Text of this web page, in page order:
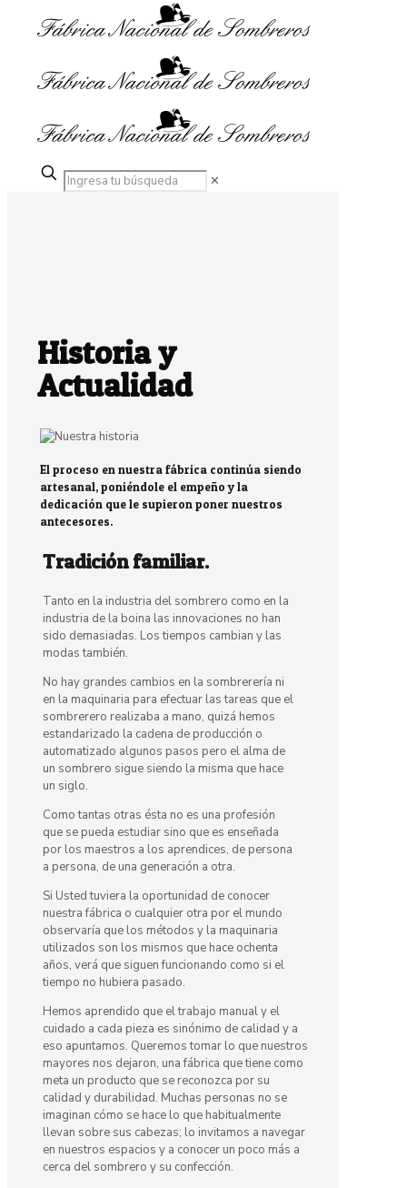
✕
Historia y
Actualidad
El proceso en nuestra fábrica continúa siendo
artesanal, poniéndole el empeño y la
dedicación que le supieron poner nuestros
antecesores.
Tradición familiar.
Tanto en la industria del sombrero como en la
industria de la boina las innovaciones no han
sido demasiadas. Los tiempos cambian y las
modas también.
No hay grandes cambios en la sombrerería ni
en la maquinaria para efectuar las tareas que el
sombrerero realizaba a mano, quizá hemos
estandarizado la cadena de producción o
automatizado algunos pasos pero el alma de
un sombrero sigue siendo la misma que hace
un siglo.
Como tantas otras ésta no es una profesión
que se pueda estudiar sino que es enseñada
por los maestros a los aprendices, de persona
a persona, de una generación a otra.
Si Usted tuviera la oportunidad de conocer
nuestra fábrica o cualquier otra por el mundo
observaría que los métodos y la maquinaria
utilizados son los mismos que hace ochenta
años, verá que siguen funcionando como si el
tiempo no hubiera pasado.
Hemos aprendido que el trabajo manual y el
cuidado a cada pieza es sinónimo de calidad y a
eso apuntamos. Queremos tomar lo que nuestros
mayores nos dejaron, una fábrica que tiene como
meta un producto que se reconozca por su
calidad y durabilidad. Muchas personas no se
imaginan cómo se hace lo que habitualmente
llevan sobre sus cabezas; lo invitamos a navegar
en nuestros espacios y a conocer un poco más a
cerca del sombrero y su confección.